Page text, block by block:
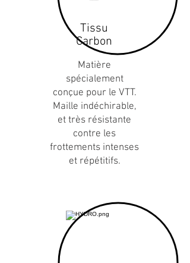
Tissu
Carbon
Matière
spécialement
conçue pour le VTT.
Maille indéchirable,
et très résistante
contre les
frottements intenses
et répétitifs.